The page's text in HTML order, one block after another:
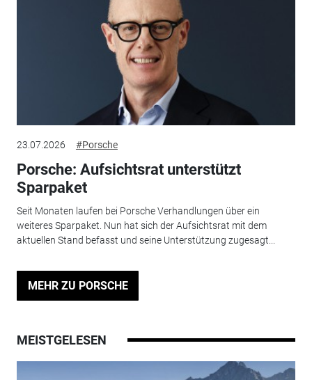
23.07.2026 #Porsche
Porsche: Aufsichtsrat unterstützt
Sparpaket
Seit Monaten laufen bei Porsche Verhandlungen über ein
weiteres Sparpaket. Nun hat sich der Aufsichtsrat mit dem
aktuellen Stand befasst und seine Unterstützung zugesagt...
MEHR ZU PORSCHE
MEISTGELESEN